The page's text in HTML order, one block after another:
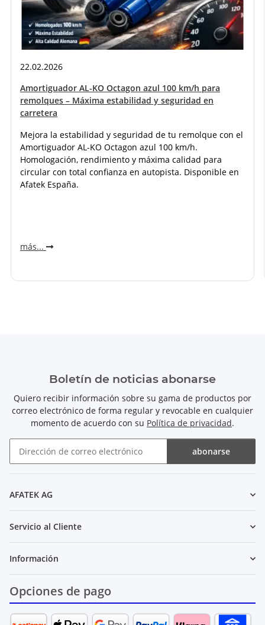
22.02.2026
Amortiguador AL-KO Octagon azul 100 km/h para
remolques – Máxima estabilidad y seguridad en
carretera
Mejora la estabilidad y seguridad de tu remolque con el
Amortiguador AL-KO Octagon azul 100 km/h.
Homologación, rendimiento y máxima calidad para
circular con total confianza en autopista. Disponible en
Afatek España.
más...
Boletín de noticias abonarse
Quiero recibir información sobre su gama de productos por
correo electrónico de forma regular y revocable en cualquier
momento de acuerdo con su Política de privacidad.
abonarse
AFATEK AG
Servicio al Cliente
Información
Opciones de pago